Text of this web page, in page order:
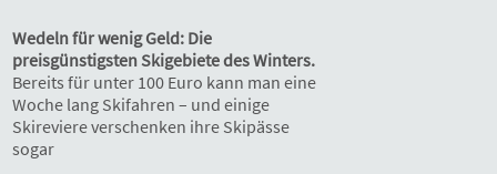
Wedeln für wenig Geld: Die
preisgünstigsten Skigebiete des Winters.
Bereits für unter 100 Euro kann man eine
Woche lang Skifahren – und einige
Skireviere verschenken ihre Skipässe
sogar